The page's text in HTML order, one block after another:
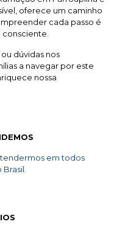
oferece um caminho
cada passo é
dúvidas nos
a navegar por este
nossa
em todos